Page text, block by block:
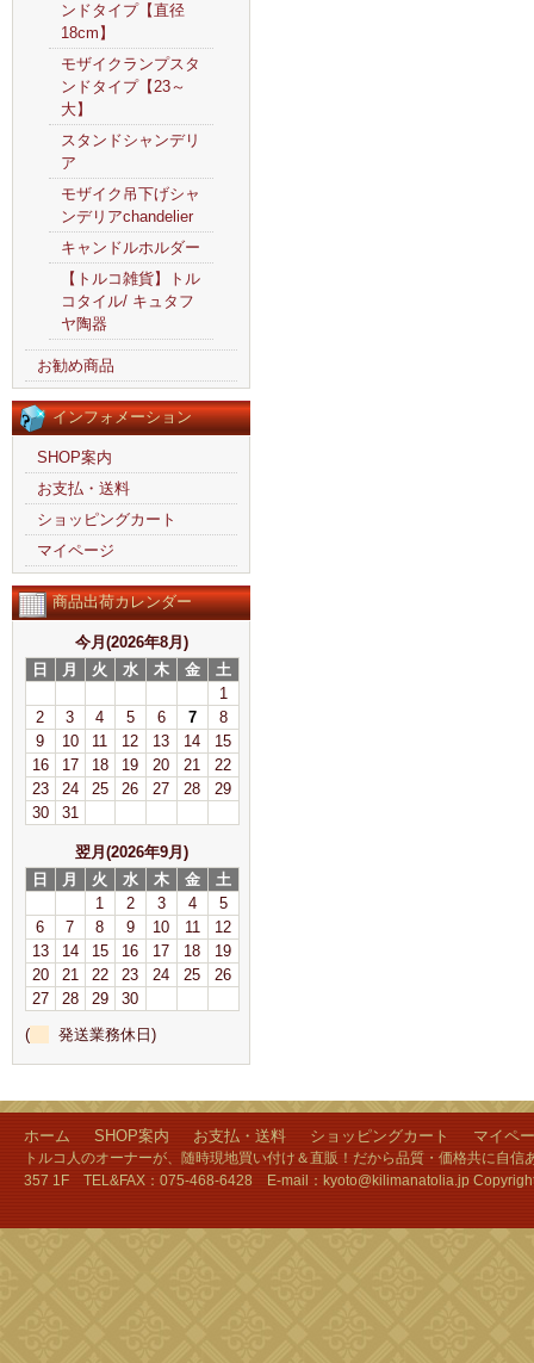
ンドタイプ【直径
18cm】
モザイクランプスタ
ンドタイプ【23～
大】
スタンドシャンデリ
ア
モザイク吊下げシャ
ンデリアchandelier
キャンドルホルダー
【トルコ雑貨】トル
コタイル/ キュタフ
ヤ陶器
お勧め商品
インフォメーション
SHOP案内
お支払・送料
ショッピングカート
マイページ
商品出荷カレンダー
今月(2026年8月)
日
月 火 水 木 金
土
1
2
3 4 5 6 7
8
9
10 11 12 13 14
15
16
17 18 19 20 21
22
23
24 25 26 27 28
29
30
31
翌月(2026年9月)
日
月 火 水 木 金
土
1
2 3 4
5
6
7 8 9 10 11
12
13
14 15 16 17 18
19
20
21 22 23 24 25
26
27
28 29
30
(
発送業務休日)
ホーム SHOP案内 お支払・送料 ショッピングカート マイペ
トルコ人のオーナーが、随時現地買い付け＆直販！だから品質・価格共に自
357 1F TEL&FAX：075-468-6428 E-mail：kyoto@kilimanatolia.jp